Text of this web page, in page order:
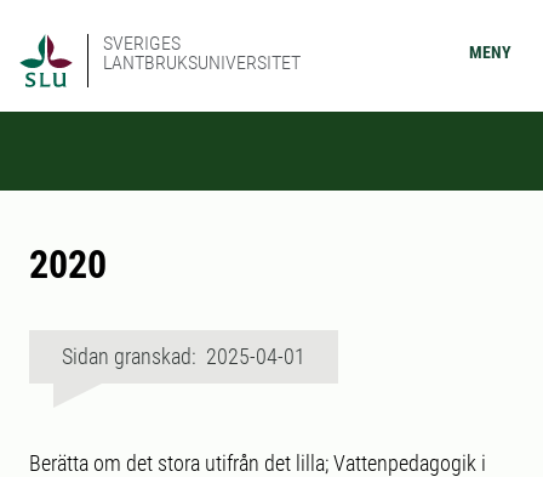
SVERIGES
LANTBRUKSUNIVERSITET
MENY
2020
Sidan granskad: 2025-04-01
Berätta om det stora utifrån det lilla; Vattenpedagogik i